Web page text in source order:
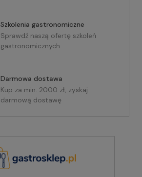
Szkolenia gastronomiczne
Sprawdź naszą ofertę szkoleń
gastronomicznych
Darmowa dostawa
Kup za min. 2000 zł, zyskaj
darmową dostawę